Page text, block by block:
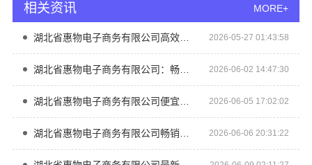
相关资讯 MORE+
湖北省惠物电子商务有限公司高效生鲜食品服务商价格 2026-05-27 01:43:58
湖北省惠物电子商务有限公司：畅销生鲜食品软件功能大揭秘 2026-06-02 14:47:30
2026-06-05 17:02:02
湖北省惠物电子商务有限公司畅销生鲜食品软件功能评测 2026-06-06 20:31:22